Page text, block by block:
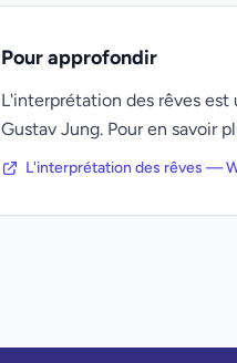
Pour approfondir
L'interprétation des rêves
Gustav Jung. Pour en savoir
L'interprétation des rêves —